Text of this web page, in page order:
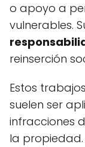
o apoyo a
vulnerables.
reinserción
Estos
suelen ser
infracciones
la